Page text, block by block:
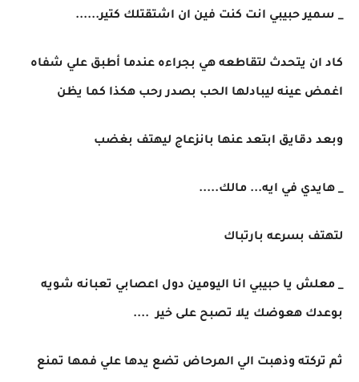
_ سمير حبيبي انت كنت فين ان اشتقتلك كتير......
كاد ان يتحدث لتقاطعه هي بجراءه عندما أطبق علي شفاه
اغمض عينه ليبادلها الحب بصدر رحب هكذا كما يظن
وبعد دقايق ابتعد عنها بانزعاج ليهتف بغضب
_ هايدي في ايه... مالك.....
لتهتف بسرعه بارتباك
_ معلش يا حبيبي انا اليومين دول اعصابي تعبانه شويه
بوعدك هعوضك يلا تصبح على خير ....
ثم تركته وذهبت الي المرحاض تضع يدها علي فمها تمنع